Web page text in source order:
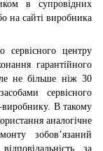
в супровідних
на сайті виробника
центру
гарантійного
не більше ніж 30
сервісного
виробнику. В такому
аналогічне
зобов’язаний
за